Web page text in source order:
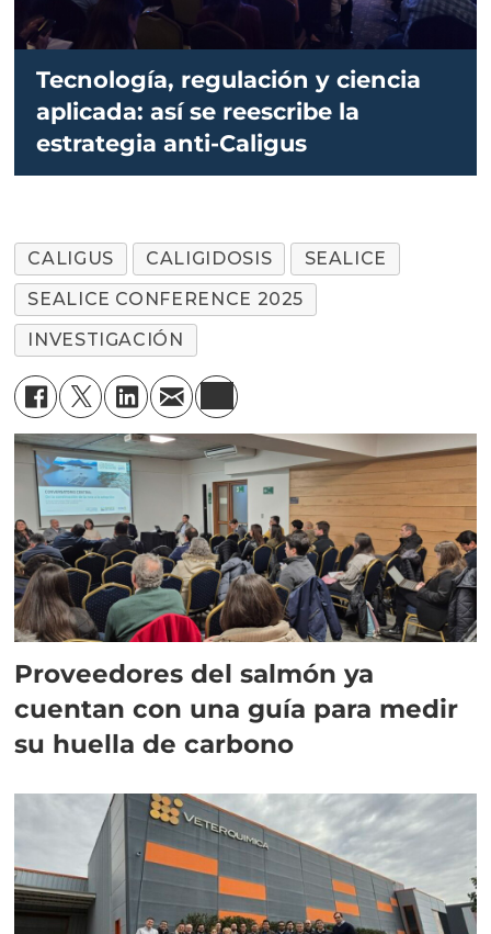
Tecnología, regulación y ciencia
aplicada: así se reescribe la
estrategia anti-Caligus
CALIGUS CALIGIDOSIS
SEALICE
SEALICE CONFERENCE 2025
INVESTIGACIÓN
Proveedores del salmón ya
cuentan con una guía para medir
su huella de carbono